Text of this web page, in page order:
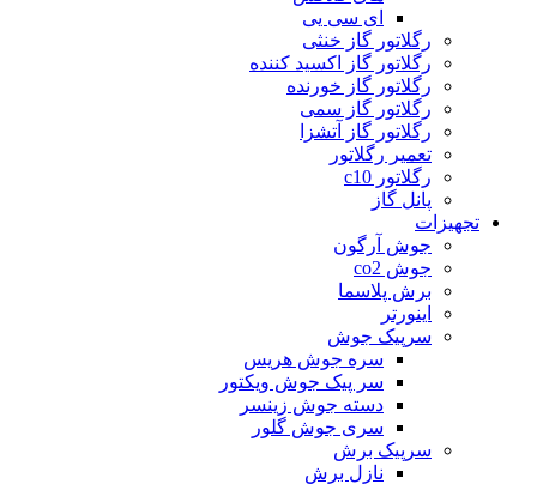
ای سی یی
رگلاتور گاز خنثی
رگلاتور گاز اکسید کننده
رگلاتور گاز خورنده
رگلاتور گاز سمی
رگلاتور گاز آتشزا
تعمیر رگلاتور
رگلاتور c10
پانل گاز
تجهیزات
جوش آرگون
جوش co2
برش پلاسما
اینورتر
سرپیک جوش
سره جوش هریس
سر پیک جوش ویکتور
دسته جوش زینسر
سری جوش گلور
سرپیک برش
نازل برش